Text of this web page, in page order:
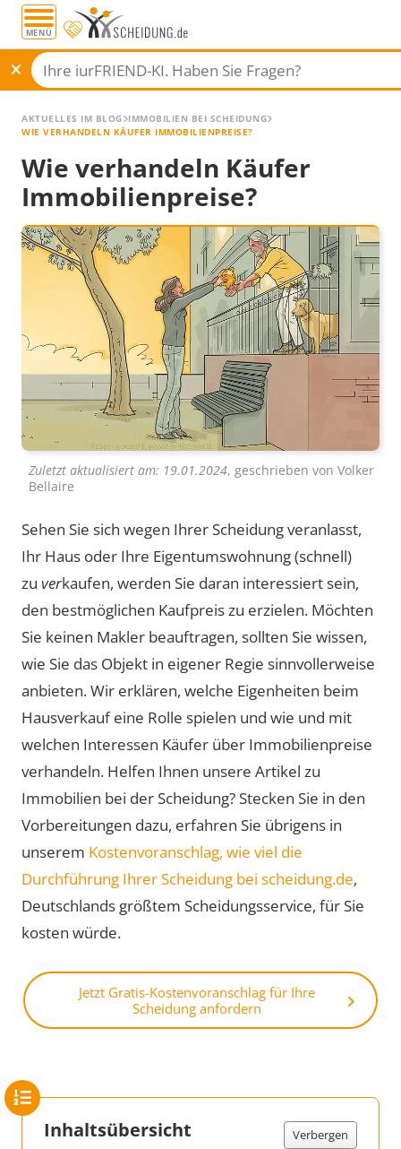
MENÜ
AKTUELLES IM BLOG IMMOBILIEN BEI SCHEIDUNG
WIE VERHANDELN KÄUFER IMMOBILIENPREISE?
Wie verhandeln Käufer
Immobilienpreise?
Zuletzt aktualisiert am: 19.01.2024, geschrieben von Volker
Bellaire
Sehen Sie sich wegen Ihrer Scheidung veranlasst,
Ihr Haus oder Ihre Eigentumswohnung (schnell)
zu verkaufen, werden Sie daran interessiert sein,
den bestmöglichen Kaufpreis zu erzielen. Möchten
Sie keinen Makler beauftragen, sollten Sie wissen,
wie Sie das Objekt in eigener Regie sinnvollerweise
anbieten. Wir erklären, welche Eigenheiten beim
Hausverkauf eine Rolle spielen und wie und mit
welchen Interessen Käufer über Immobilienpreise
verhandeln. Helfen Ihnen unsere Artikel zu
Immobilien bei der Scheidung? Stecken Sie in den
Vorbereitungen dazu, erfahren Sie übrigens in
unserem Kostenvoranschlag, wie viel die
Durchführung Ihrer Scheidung bei scheidung.de,
Deutschlands größtem Scheidungsservice, für Sie
kosten würde.
Jetzt Gratis-Kostenvoranschlag für Ihre
Scheidung anfordern
Inhaltsübersicht Verbergen